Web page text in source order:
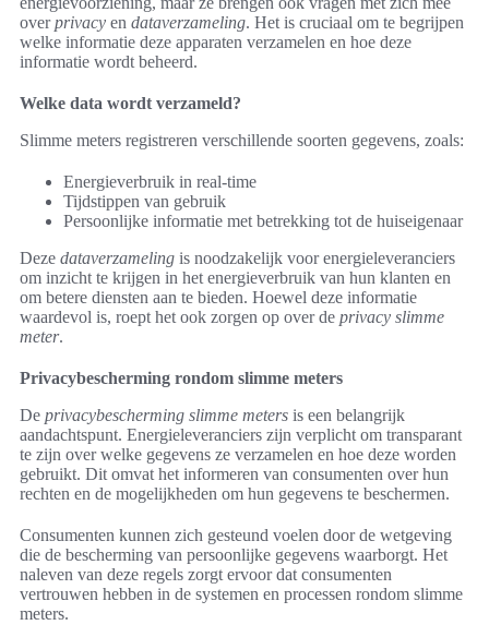
overprivacy en dataverzameling. Het is cruciaal om te begrijpen
welke informatie deze apparaten verzamelen en hoe deze
informatie wordt beheerd.
Welke data wordt verzameld?
Slimme meters registreren verschillende soorten gegevens, zoals:
Energieverbruik in real-time
Tijdstippen van gebruik
Persoonlijke informatie met betrekking tot de huiseigenaar
Deze dataverzameling is noodzakelijk voor energieleveranciers
om inzicht te krijgen in het energieverbruik van hun klanten en
om betere diensten aan te bieden. Hoewel deze informatie
waardevol is, roept het ook zorgen op over de privacy slimme
meter.
Privacybescherming rondom slimme meters
De privacybescherming slimme meters is een belangrijk
aandachtspunt. Energieleveranciers zijn verplicht om transparant
te zijn over welke gegevens ze verzamelen en hoe deze worden
gebruikt. Dit omvat het informeren van consumenten over hun
rechten en de mogelijkheden om hun gegevens te beschermen.
Consumenten kunnen zich gesteund voelen door de wetgeving
die de bescherming van persoonlijke gegevens waarborgt. Het
naleven van deze regels zorgt ervoor dat consumenten
vertrouwen hebben in de systemen en processen rondom slimme
meters.